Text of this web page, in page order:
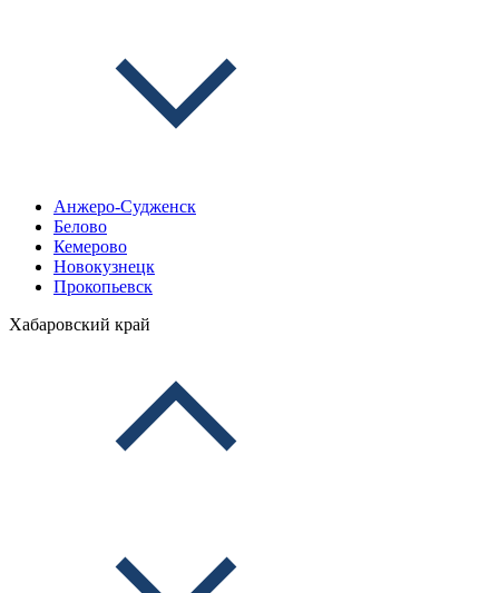
Анжеро-Судженск
Белово
Кемерово
Новокузнецк
Прокопьевск
Хабаровский край